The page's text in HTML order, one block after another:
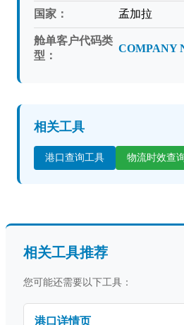
国家： 孟加拉
舱单客户代码类
型：
COMPANY
相关工具
港口查询工具 物流时效查
相关工具推荐
您可能还需要以下工具：
港口详情页